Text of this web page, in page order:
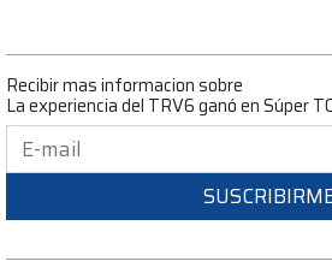
Recibir mas informacion sobre
La experiencia del TRV6 ganó en Súper